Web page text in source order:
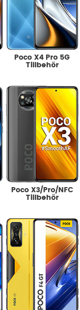
Poco X4 Pro 5G
Tillbehör
Poco X3/Pro/NFC
Tillbehör